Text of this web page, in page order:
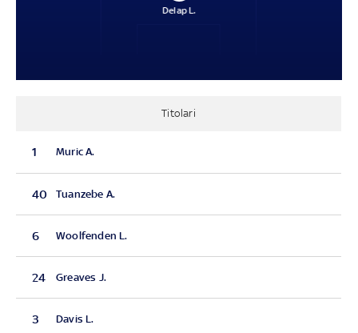
Delap L.
Titolari
1 Muric A.
40 Tuanzebe A.
6 Woolfenden L.
24 Greaves J.
3 Davis L.